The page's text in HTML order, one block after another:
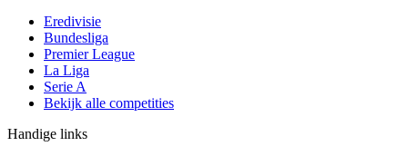
Eredivisie
Bundesliga
Premier League
La Liga
Serie A
Bekijk alle competities
Handige links